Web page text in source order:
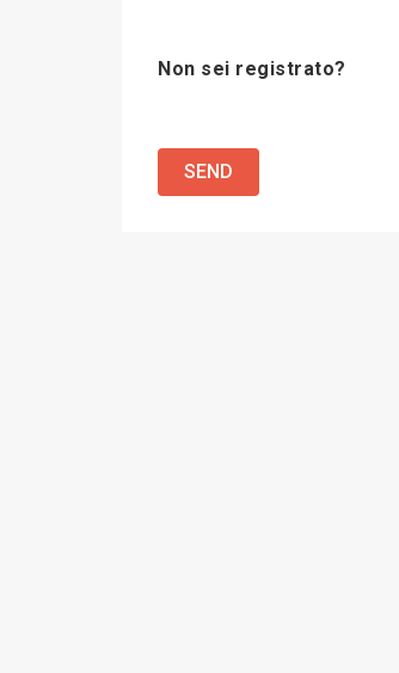
Non sei registrato?